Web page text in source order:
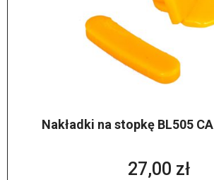
Nakładki na stopkę BL505
27,00 zł